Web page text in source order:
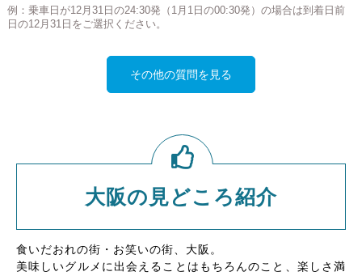
例：乗車日が12月31日の24:30発（1月1日の00:30発）の場合は到着日前
日の12月31日をご選択ください。
その他の質問を見る
大阪の見どころ紹介
食いだおれの街・お笑いの街、大阪。
美味しいグルメに出会えることはもちろんのこと、楽しさ満